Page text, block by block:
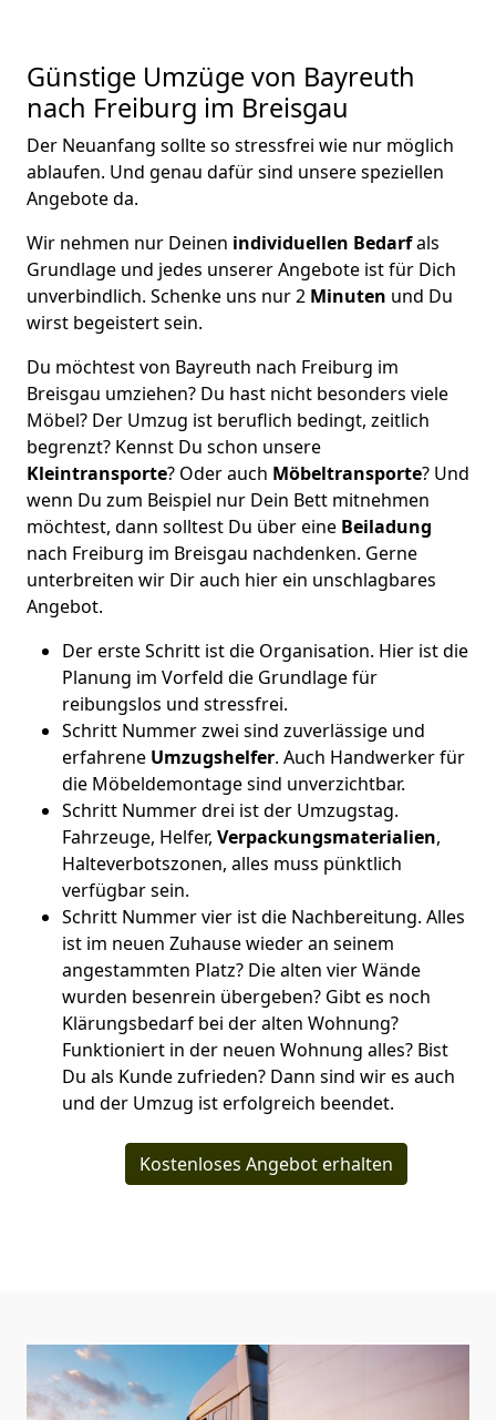
Günstige Umzüge von Bayreuth
nach Freiburg im Breisgau
Der Neuanfang sollte so stressfrei wie nur möglich
ablaufen. Und genau dafür sind unsere speziellen
Angebote da.
Wir nehmen nur Deinen individuellen Bedarfals
Grundlage und jedes unserer Angebote ist für Dich
unverbindlich. Schenke uns nur 2 Minuten und Du
wirst begeistert sein.
Du möchtest von Bayreuth nach Freiburg im
Breisgau umziehen? Du hast nicht besonders viele
Möbel? Der Umzug ist beruflich bedingt, zeitlich
begrenzt? Kennst Du schon unsere
Kleintransporte? Oder auch Möbeltransporte? Und
wenn Du zum Beispiel nur Dein Bett mitnehmen
möchtest, dann solltest Du über eine Beiladung
nach Freiburg im Breisgau nachdenken. Gerne
unterbreiten wir Dir auch hier ein unschlagbares
Angebot.
Der erste Schritt ist die Organisation. Hier ist die
Planung im Vorfeld die Grundlage für
reibungslos und stressfrei.
Schritt Nummer zwei sind zuverlässige und
erfahrene Umzugshelfer. Auch Handwerker für
die Möbeldemontage sind unverzichtbar.
Schritt Nummer drei ist der Umzugstag.
Fahrzeuge, Helfer, Verpackungsmaterialien,
Halteverbotszonen, alles muss pünktlich
verfügbar sein.
Schritt Nummer vier ist die Nachbereitung. Alles
ist im neuen Zuhause wieder an seinem
angestammten Platz? Die alten vier Wände
wurden besenrein übergeben? Gibt es noch
Klärungsbedarf bei der alten Wohnung?
Funktioniert in der neuen Wohnung alles? Bist
Du als Kunde zufrieden? Dann sind wir es auch
und der Umzug ist erfolgreich beendet.
Kostenloses Angebot erhalten